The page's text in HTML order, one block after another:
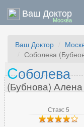
Ваш Доктор
Москва
Ваш Доктор
Соболева
Стаж: 5
Соболева
(Бубнова)